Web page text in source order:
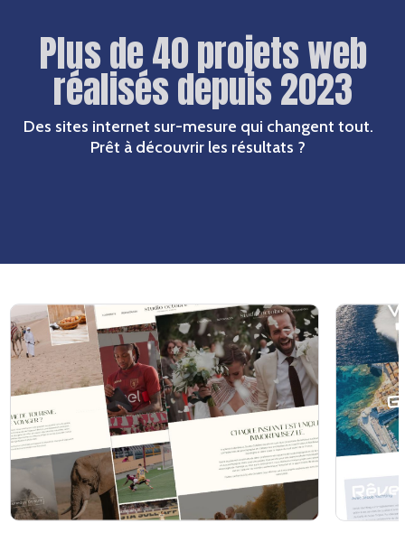
Plus de 40 projets web
réalisés depuis 2023
Des sites internet sur-mesure qui changent tout.
Prêt à découvrir les résultats ?